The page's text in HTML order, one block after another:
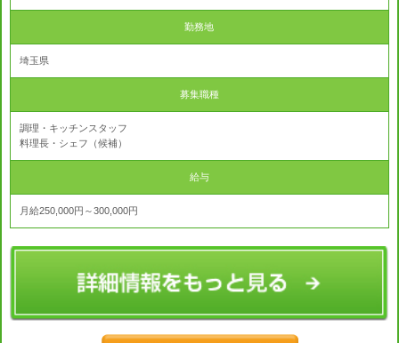
勤務地
埼玉県
募集職種
調理・キッチンスタッフ
料理長・シェフ（候補）
給与
月給250,000円～300,000円